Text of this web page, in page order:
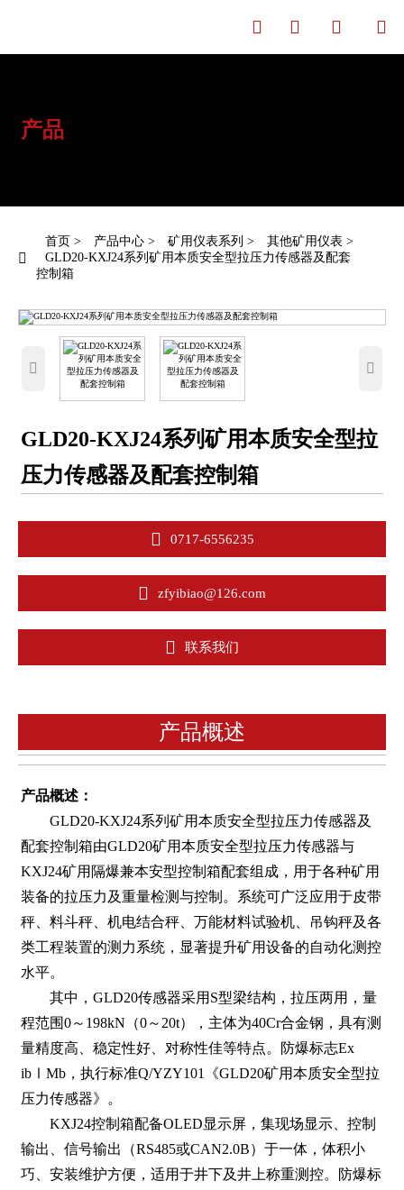
   
产品中心

首页 > 产品中心 > 矿用仪表系列 > 其他矿用仪表 >
GLD20-KXJ24系列矿用本质安全型拉压力传感器及配套
控制箱
 
GLD20-KXJ24系列矿用本质安全型拉
压力传感器及配套控制箱
 0717-6556235
 zfyibiao@126.com
 联系我们
产品概述
产品概述：
GLD20-KXJ24系列矿用本质安全型拉压力传感器及
配套控制箱由GLD20矿用本质安全型拉压力传感器与
KXJ24矿用隔爆兼本安型控制箱配套组成，用于各种矿用
装备的拉压力及重量检测与控制。系统可广泛应用于皮带
秤、料斗秤、机电结合秤、万能材料试验机、吊钩秤及各
类工程装置的测力系统，显著提升矿用设备的自动化测控
水平。
其中，GLD20传感器采用S型梁结构，拉压两用，量
程范围0～198kN（0～20t），主体为40Cr合金钢，具有测
量精度高、稳定性好、对称性佳等特点。防爆标志Ex
ibⅠMb，执行标准Q/YZY101《GLD20矿用本质安全型拉
压力传感器》。
KXJ24控制箱配备OLED显示屏，集现场显示、控制
输出、信号输出（RS485或CAN2.0B）于一体，体积小
巧、安装维护方便，适用于井下及井上称重测控。防爆标